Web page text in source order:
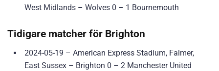
West Midlands – Wolves 0 – 1 Bournemouth
Tidigare matcher för Brighton
2024-05-19 – American Express Stadium, Falmer,
East Sussex – Brighton 0 – 2 Manchester United